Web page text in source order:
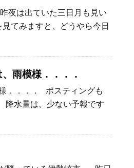
夜は出ていた三日月も見い
てみますと、どうやら今日
雨模様．．．．
．．．． ポスティングも
降水量は、少ない予報です